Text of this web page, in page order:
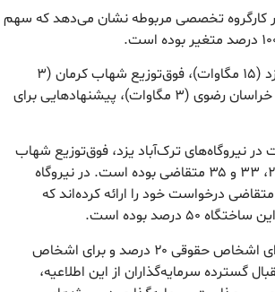
کارگروه تخصصی مربوطه نشان می‌دهد که سهم
بر این اساس، در نیروگاه‌های ترک‌آباد یزد (۱۵ مگاوات)، فوق‌توزیع شهاب کرمان (۳
مگاوات) و اسلام‌آباد بردسکن در استان خراسان رضوی (۳ مگاوات)، پیشنهادهایی برای
نیروگاه‌های ترک‌آباد یزد، فوق‌توزیع شهاب
کرمان و اسلام‌آباد بردسکن به ترتیب ۲۳، ۳۳ و ۳۵ متقاضی بوده است. در نیروگاه
ملاثانی اهواز با ظرفیت ۹ مگاوات نیز ۸ متقاضی درخواست خود را ارائه کرده‌اند که
بوده است.
بر این اساس، حداقل سهم مشارکت برای اشخاص حقوقی ۲۰ درصد و برای اشخاص
گسترده سرمایه‌گذاران از این اطلاعیه،